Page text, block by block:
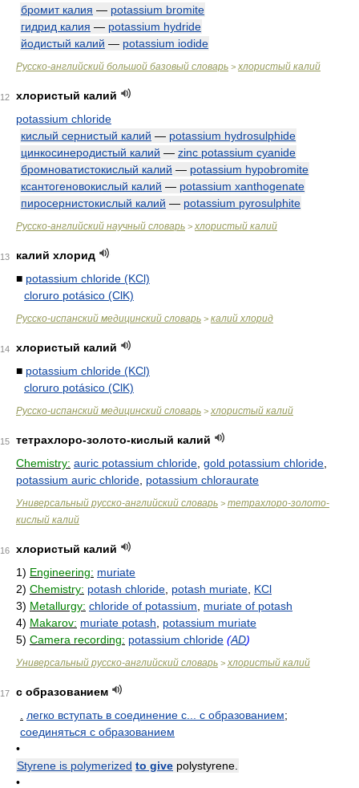
бромит калия — potassium bromite
гидрид калия — potassium hydride
йодистый калий — potassium iodide
Русско-английский большой базовый словарь > хлористый калий
12
хлористый калий
potassium chloride
кислый сернистый калий — potassium hydrosulphide
цинкосинеродистый калий — zinc potassium cyanide
бромноватистокислый калий — potassium hypobromite
ксантогеновокислый калий — potassium xanthogenate
пиросернистокислый калий — potassium pyrosulphite
Русско-английский научный словарь > хлористый калий
13
калий хлорид
■ potassium chloride (KCl)
cloruro potásico (ClK)
Русско-испанский медицинский словарь > калий хлорид
14
хлористый калий
■ potassium chloride (KCl)
cloruro potásico (ClK)
Русско-испанский медицинский словарь > хлористый калий
15
тетрахлоро-золото-кислый калий
Chemistry: auric potassium chloride gold potassium chloride
potassium auric chloride potassium chloraurate
Универсальный русско-английский словарь > тетрахлоро-золото-
кислый калий
16
хлористый калий
1) Engineering: muriate
2) Chemistry: potash chloride potash muriate KCl
3) Metallurgy: chloride of potassium
muriate of potash
4) Makarov: muriate potash
potassium muriate
5) Camera recording: potassium chloride (AD)
Универсальный русско-английский словарь > хлористый калий
17
с образованием
легко вступать в соединение с... с образованием;
соединяться с образованием
•
Styrene is polymerized to give polystyrene.
•